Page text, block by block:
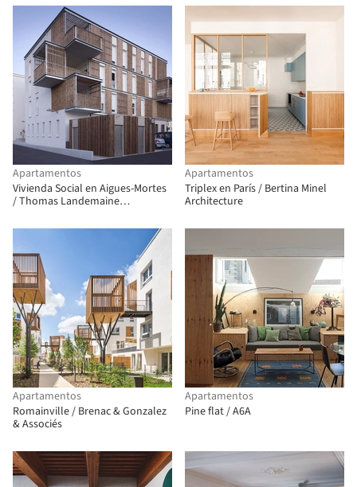
Apartamentos
Vivienda Social en Aigues-Mortes
/ Thomas Landemaine
Apartamentos
Triplex en París / Bertina Minel
Architecture
Apartamentos
Romainville / Brenac & Gonzalez
& Associés
Apartamentos
Pine flat / A6A